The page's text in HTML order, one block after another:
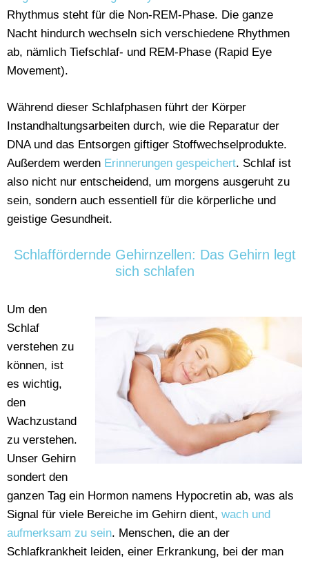
Rhythmus steht für die Non-REM-Phase. Die ganze
Nacht hindurch wechseln sich verschiedene Rhythmen
ab, nämlich Tiefschlaf- und REM-Phase (Rapid Eye
Movement).
Während dieser Schlafphasen führt der Körper
Instandhaltungsarbeiten durch, wie die Reparatur der
DNA und das Entsorgen giftiger Stoffwechselprodukte.
Außerdem werden Erinnerungen gespeichert. Schlaf ist
also nicht nur entscheidend, um morgens ausgeruht zu
sein, sondern auch essentiell für die körperliche und
geistige Gesundheit.
Schlaffördernde Gehirnzellen: Das Gehirn legt
sich schlafen
Um den
Schlaf
verstehen zu
können, ist
es wichtig,
den
Wachzustand
zu verstehen.
Unser Gehirn
sondert den
ganzen Tag ein Hormon namens Hypocretin ab, was als
Signal für viele Bereiche im Gehirn dient, wach und
aufmerksam zu sein. Menschen, die an der
Schlafkrankheit leiden, einer Erkrankung, bei der man